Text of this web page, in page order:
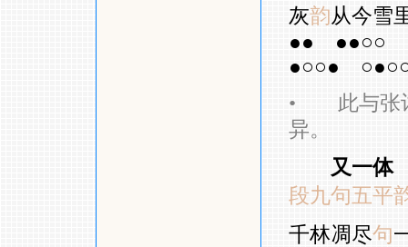
灰韵从今雪
●●
●●○○
●○○●
• 此与张词
异。
又一体
段九句五平
千林凋尽句